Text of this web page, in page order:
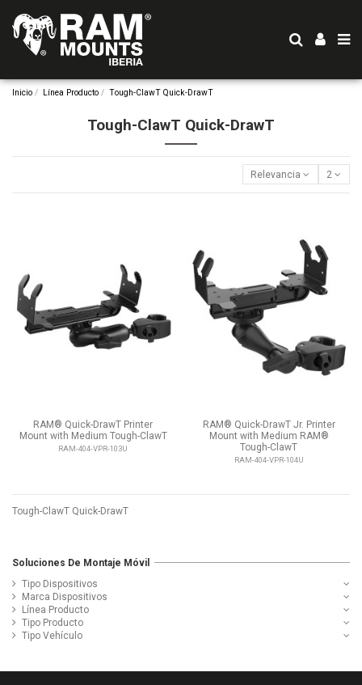
Inicio Línea Producto Tough-ClawT Quick-DrawT
Tough-ClawT Quick-DrawT
Relevancia 2
RAM® Quick-DrawT Printer
Mount with Medium Tough-ClawT
RAM-404-VPR-103U
RAM® Quick-DrawT Jr. Printer
Mount with Medium RAM®
Tough-ClawT
RAM-404-VPR-104U
Tough-ClawT Quick-DrawT
Soluciones De Montaje Móvil
Tipo Dispositivos
Marca Dispositivos
Línea Producto
Tipo Producto
Tipo Vehículo